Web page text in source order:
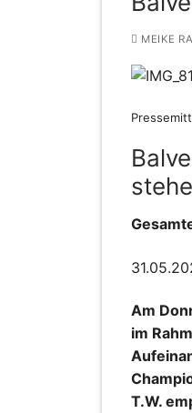
MEIKE
Am
im
T.W.